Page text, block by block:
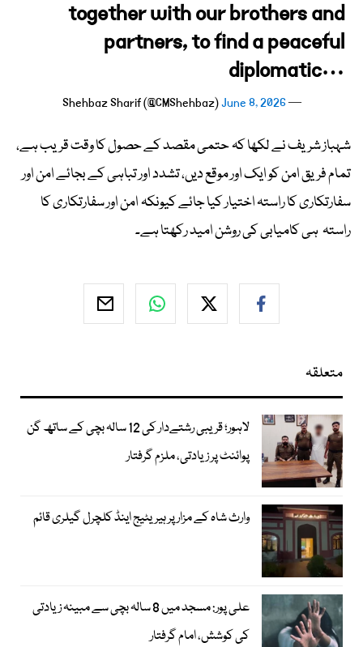
together with our brothers and
partners, to find a peaceful
diplomatic…
— Shehbaz Sharif (@CMShehbaz)
June 8, 2026
شہباز شریف نے لکھا کہ حتمی مقصد کے حصول کا وقت قریب ہے،
تمام فریق امن کو ایک اور موقع دیں، تشدد اور تباہی کے بجائے امن اور
سفارتکاری کا راستہ اختیار کیا جائے کیونکہ امن اور سفارتکاری کا
راستہ ہی کامیابی کی روشن امید رکھتا ہے۔
متعلقہ
لاہور؛ قریبی رشتےدار کی 12 سالہ بچی کے ساتھ گن
پوائنٹ پر زیادتی، ملزم گرفتار
وارث شاہ کے مزار پر ہیریٹیج اینڈ کلچرل گیلری قائم
علی پور: مسجد میں 8 سالہ بچی سے مبینہ زیادتی
کی کوشش، امام گرفتار